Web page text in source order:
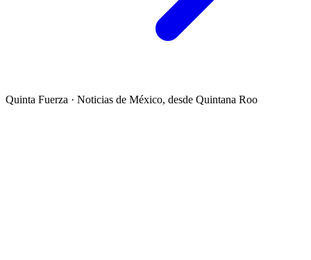
Quinta Fuerza · Noticias de México, desde Quintana Roo